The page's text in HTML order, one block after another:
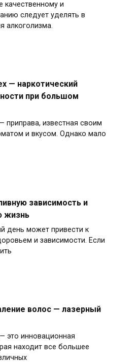
качественному и
следует уделять в
алкоголизма.
— наркотический
при большом
приправа, известная своим
и вкусом. Однако мало
зависимость и
жизнь
день может привести к
и зависимости. Если
волос — лазерный
это инновационная
находит все большее